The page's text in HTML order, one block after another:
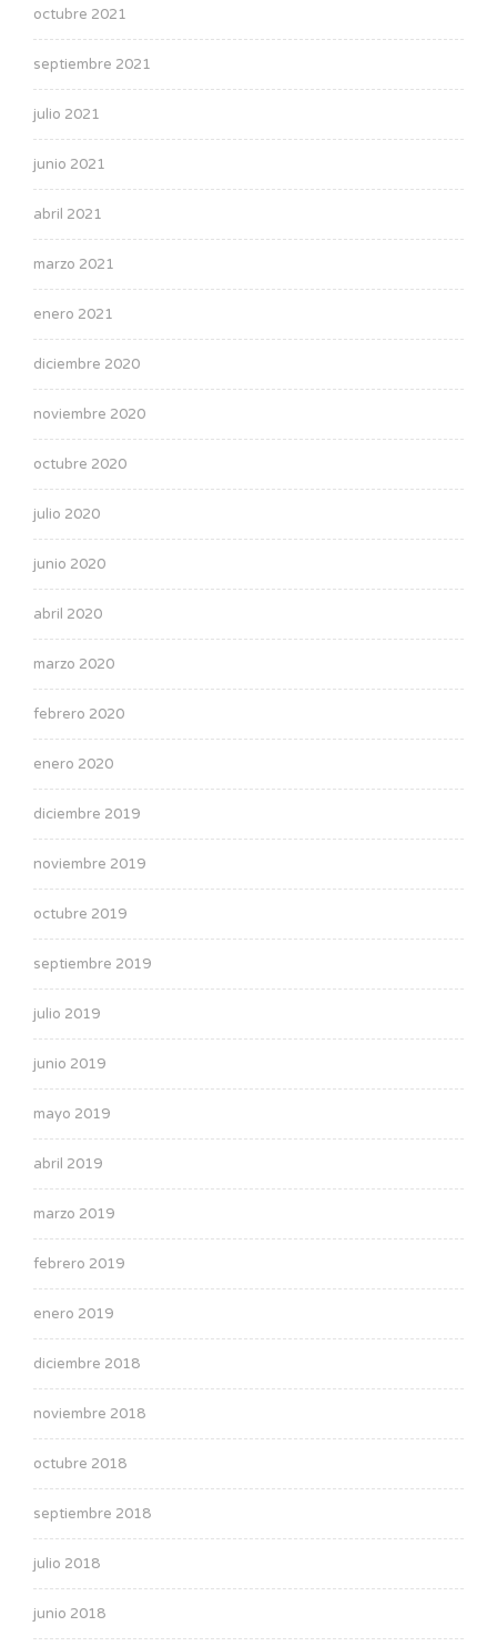
octubre 2021
septiembre 2021
julio 2021
junio 2021
abril 2021
marzo 2021
enero 2021
diciembre 2020
noviembre 2020
octubre 2020
julio 2020
junio 2020
abril 2020
marzo 2020
febrero 2020
enero 2020
diciembre 2019
noviembre 2019
octubre 2019
septiembre 2019
julio 2019
junio 2019
mayo 2019
abril 2019
marzo 2019
febrero 2019
enero 2019
diciembre 2018
noviembre 2018
octubre 2018
septiembre 2018
julio 2018
junio 2018